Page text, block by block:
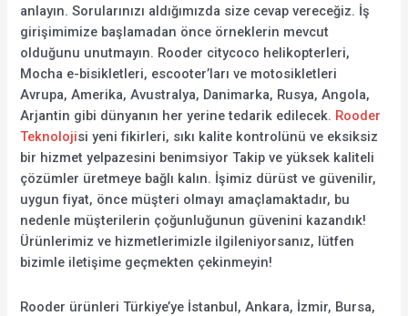
anlayın. Sorularınızı aldığımızda size cevap vereceğiz. İş
girişimimize başlamadan önce örneklerin mevcut
olduğunu unutmayın. Rooder citycoco helikopterleri,
Mocha e-bisikletleri, escooter’ları ve motosikletleri
Avrupa, Amerika, Avustralya, Danimarka, Rusya, Angola,
Arjantin gibi dünyanın her yerine tedarik edilecek. Rooder
Teknolojisi yeni fikirleri, sıkı kalite kontrolünü ve eksiksiz
bir hizmet yelpazesini benimsiyor Takip ve yüksek kaliteli
çözümler üretmeye bağlı kalın. İşimiz dürüst ve güvenilir,
uygun fiyat, önce müşteri olmayı amaçlamaktadır, bu
nedenle müşterilerin çoğunluğunun güvenini kazandık!
Ürünlerimiz ve hizmetlerimizle ilgileniyorsanız, lütfen
bizimle iletişime geçmekten çekinmeyin!
Rooder ürünleri Türkiye’ye İstanbul, Ankara, İzmir, Bursa,